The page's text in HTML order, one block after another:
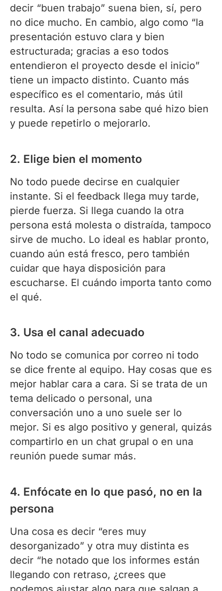
decir “buen trabajo” suena bien, sí, pero
no dice mucho. En cambio, algo como “la
presentación estuvo clara y bien
estructurada; gracias a eso todos
entendieron el proyecto desde el inicio”
tiene un impacto distinto. Cuanto más
específico es el comentario, más útil
resulta. Así la persona sabe qué hizo bien
y puede repetirlo o mejorarlo.
2. Elige bien el momento
No todo puede decirse en cualquier
instante. Si el feedback llega muy tarde,
pierde fuerza. Si llega cuando la otra
persona está molesta o distraída, tampoco
sirve de mucho. Lo ideal es hablar pronto,
cuando aún está fresco, pero también
cuidar que haya disposición para
escucharse. El cuándo importa tanto como
el qué.
3. Usa el canal adecuado
No todo se comunica por correo ni todo
se dice frente al equipo. Hay cosas que es
mejor hablar cara a cara. Si se trata de un
tema delicado o personal, una
conversación uno a uno suele ser lo
mejor. Si es algo positivo y general, quizás
compartirlo en un chat grupal o en una
reunión puede sumar más.
4. Enfócate en lo que pasó, no en la
persona
Una cosa es decir “eres muy
desorganizado” y otra muy distinta es
decir “he notado que los informes están
llegando con retraso, ¿crees que